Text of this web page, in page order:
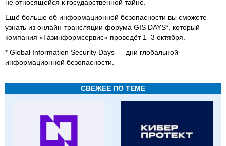
не относящейся к государственной тайне.
Ещё больше об информационной безопасности вы сможете
узнать из онлайн-трансляции форума GIS DAYS*, который
компания «Газинформсервис» проведёт 1–3 октября.
* Global Information Security Days — дни глобальной
информационной безопасности.
СВЕЖЕЕ ПО ТЕМЕ